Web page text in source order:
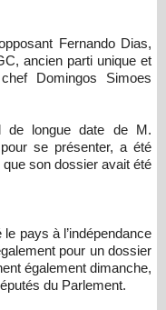
Fernando Dias,
ancien parti unique et
Domingos Simoes
de longue date de M.
se présenter, a été
son dossier avait été
pays à l’indépendance
pour un dossier
également dimanche,
du Parlement.